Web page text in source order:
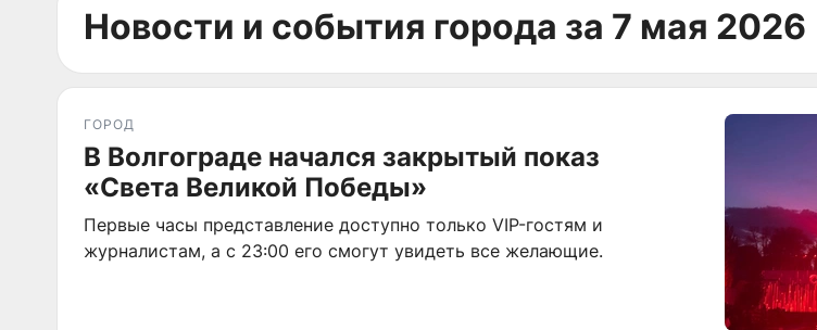
Новости и события города за 7 мая 2026
ГОРОД
В Волгограде начался закрытый показ
«Света Великой Победы»
Первые часы представление доступно только VIP-гостям и
журналистам, а с 23:00 его смогут увидеть все желающие.